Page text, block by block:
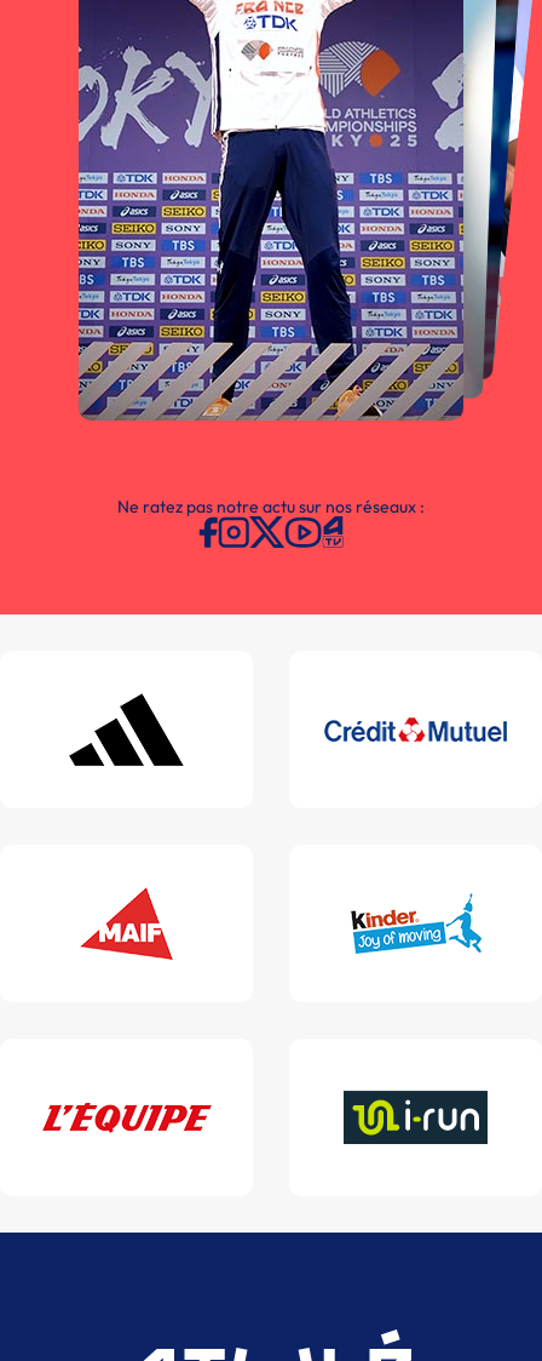
Ne ratez pas notre actu sur nos réseaux :